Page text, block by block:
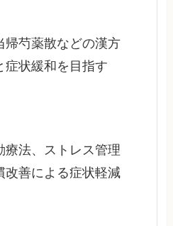
帰芍薬散などの漢方
症状緩和を目指す
療法、ストレス管理
改善による症状軽減